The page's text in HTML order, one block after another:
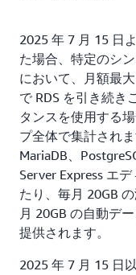
2025 年 7 月 15 日
た場合、特定のシ
において、月額最
で RDS を引き続き
タンスを使用する
プ全体で集計され
MariaDB、
Server Express エ
たり、毎月 20GB
月 20GB の自動デ
提供されます。
2025 年 7 月 15 日